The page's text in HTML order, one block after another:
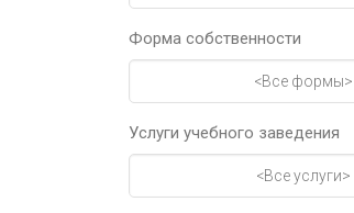
Форма собственности
<Все формы>
Услуги учебного заведения
<Все услуги>